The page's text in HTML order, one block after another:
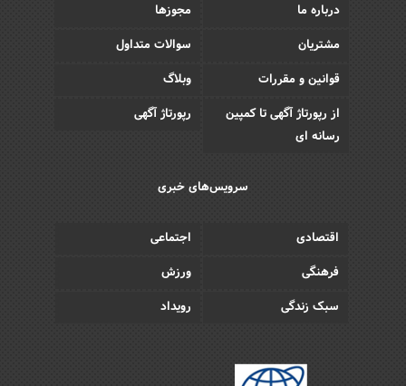
درباره ما
مجوزها
مشتریان
سوالات متداول
قوانین و مقررات
وبلاگ
از رپورتاژ آگهی تا کمپین
رسانه ای
رپورتاژ آگهی
سرویس‌های خبری
اقتصادی
اجتماعی
فرهنگی
ورزش
سبک زندگی
رویداد